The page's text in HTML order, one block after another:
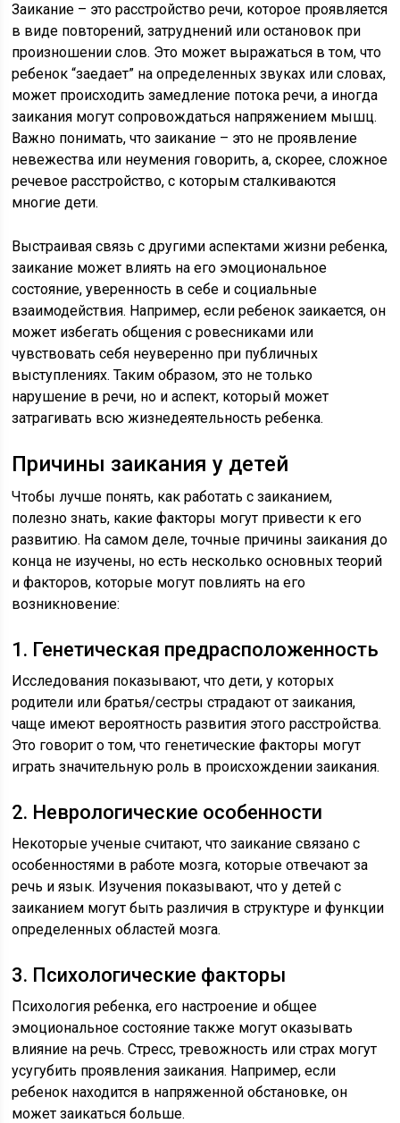
Заикание – это расстройство речи, которое проявляется
в виде повторений, затруднений или остановок при
произношении слов. Это может выражаться в том, что
ребенок “заедает” на определенных звуках или словах,
может происходить замедление потока речи, а иногда
заикания могут сопровождаться напряжением мышц.
Важно понимать, что заикание – это не проявление
невежества или неумения говорить, а, скорее, сложное
речевое расстройство, с которым сталкиваются
многие дети.
Выстраивая связь с другими аспектами жизни ребенка,
заикание может влиять на его эмоциональное
состояние, уверенность в себе и социальные
взаимодействия. Например, если ребенок заикается, он
может избегать общения с ровесниками или
чувствовать себя неуверенно при публичных
выступлениях. Таким образом, это не только
нарушение в речи, но и аспект, который может
затрагивать всю жизнедеятельность ребенка.
Причины заикания у детей
Чтобы лучше понять, как работать с заиканием,
полезно знать, какие факторы могут привести к его
развитию. На самом деле, точные причины заикания до
конца не изучены, но есть несколько основных теорий
и факторов, которые могут повлиять на его
возникновение:
1. Генетическая предрасположенность
Исследования показывают, что дети, у которых
родители или братья/сестры страдают от заикания,
чаще имеют вероятность развития этого расстройства.
Это говорит о том, что генетические факторы могут
играть значительную роль в происхождении заикания.
2. Неврологические особенности
Некоторые ученые считают, что заикание связано с
особенностями в работе мозга, которые отвечают за
речь и язык. Изучения показывают, что у детей с
заиканием могут быть различия в структуре и функции
определенных областей мозга.
3. Психологические факторы
Психология ребенка, его настроение и общее
эмоциональное состояние также могут оказывать
влияние на речь. Стресс, тревожность или страх могут
усугубить проявления заикания. Например, если
ребенок находится в напряженной обстановке, он
может заикаться больше.